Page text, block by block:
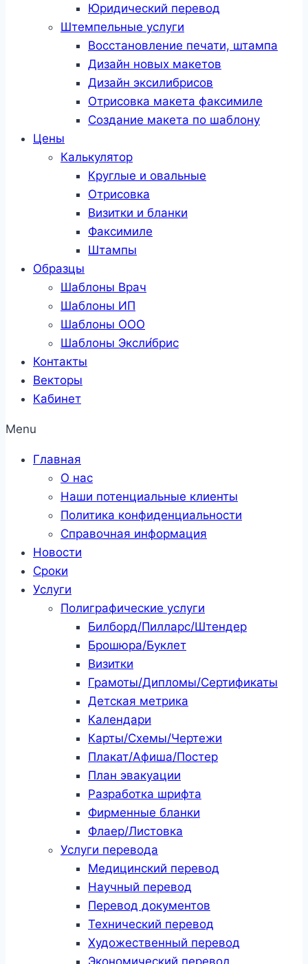
Юридический перевод
Штемпельные услуги
Восстановление печати, штампа
Дизайн новых макетов
Дизайн эксилибрисов
Отрисовка макета факсимиле
Создание макета по шаблону
Цены
Калькулятор
Круглые и овальные
Отрисовка
Визитки и бланки
Факсимиле
Штампы
Образцы
Шаблоны Врач
Шаблоны ИП
Шаблоны ООО
Шаблоны Эксли́брис
Контакты
Векторы
Кабинет
Menu
Главная
О нас
Наши потенциальные клиенты
Политика конфиденциальности
Справочная информация
Новости
Сроки
Услуги
Полиграфические услуги
Билборд/Пилларс/Штендер
Брошюра/Буклет
Визитки
Грамоты/Дипломы/Сертификаты
Детская метрика
Календари
Карты/Схемы/Чертежи
Плакат/Афиша/Постер
План эвакуации
Разработка шрифта
Фирменные бланки
Флаер/Листовка
Услуги перевода
Медицинский перевод
Научный перевод
Перевод документов
Технический перевод
Художественный перевод
Экономический перевод